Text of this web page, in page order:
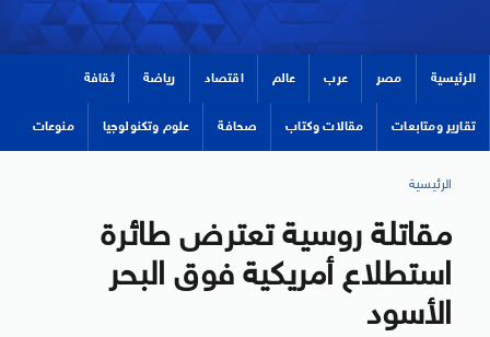
الرئيسية مصر عرب عالم اقتصاد رياضة ثقافة
تقارير ومتابعات مقالات وكتاب صحافة علوم وتكنولوجيا منوعات
الرئيسية
مقاتلة روسية تعترض طائرة
استطلاع أمريكية فوق البحر
الأسود